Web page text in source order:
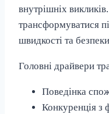
внутрішніх
трансформуватися
швидкості та
Головні драйвери
Поведінка
Конкуренція з